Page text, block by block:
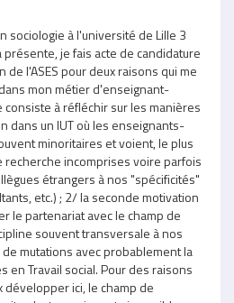
sociologie à l'université de Lille 3
présente, je fais acte de candidature
l'ASES pour deux raisons qui me
mon métier d'enseignant-
à réfléchir sur les manières
dans un IUT où les enseignants-
minoritaires et voient, le plus
recherche incomprises voire parfois
étrangers à nos "spécificités"
etc.) ; 2/ la seconde motivation
le partenariat avec le champ de
souvent transversale à nos
mutations avec probablement la
en Travail social. Pour des raisons
ici, le champ de